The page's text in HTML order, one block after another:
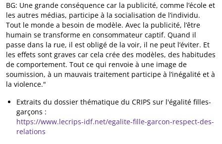
BG: Une grande conséquence car la publicité, comme l’école et
les autres médias, participe à la socialisation de l’individu.
Tout le monde a besoin de modèle. Avec la publicité, l’être
humain se transforme en consommateur captif. Quand il
passe dans la rue, il est obligé de la voir, il ne peut l’éviter. Et
les effets sont graves car cela crée des modèles, des habitudes
de comportement. Tout ce qui renvoie à une image de
soumission, à un mauvais traitement participe à l’inégalité et à
la violence."
Extraits du dossier thématique du CRIPS sur l'égalité filles-
garçons :
https://www.lecrips-idf.net/egalite-fille-garcon-respect-des-
relations